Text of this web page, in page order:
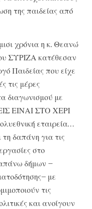
της παιδείας από
χρόνια η κ. Θεανώ
ΣΥΡΙΖΑ κατέθεσαν
Παιδείας που είχε
τις μέρες
διαγωνισμού με
ΕΙΝΑΙ ΣΤΟ ΧΕΡΙ
εταιρεία…
δαπάνη για τις
στο
δήμων –
με
τις
και ανοίγουν